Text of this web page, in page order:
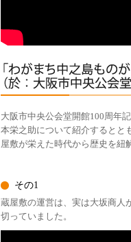
大阪市中央公会堂開館100周年
本栄之助について紹介するとと
屋敷が栄えた時代から歴史を紐
その1
蔵屋敷の運営は、実は大坂商人
切っていました。